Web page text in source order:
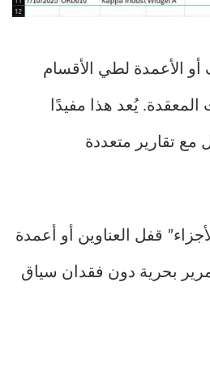
الأعمدة لطي الأقسام
المعقدة. يُعد هذا مفيدًا
تقارير متعددة
قفل العناوين أو أعمدة
بحرية دون فقدان سياق